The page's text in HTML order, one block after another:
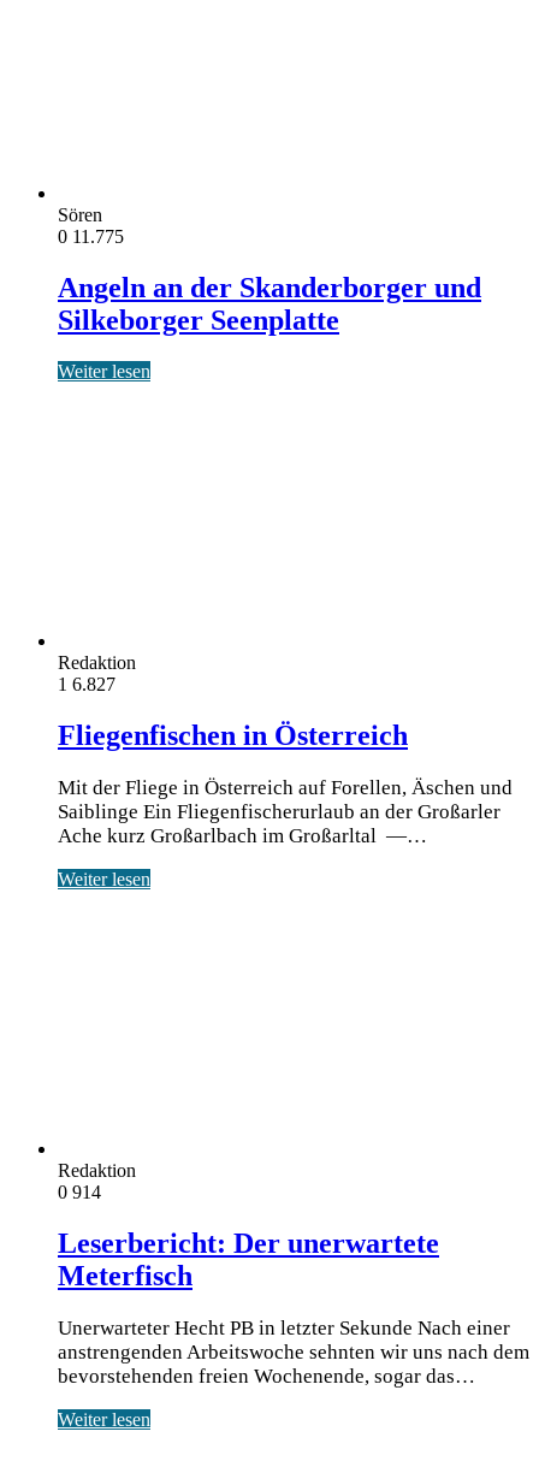
Sören
0 11.775
Angeln an der Skanderborger und
Silkeborger Seenplatte
Weiter lesen
Redaktion
1 6.827
Fliegenfischen in Österreich
Mit der Fliege in Österreich auf Forellen, Äschen und
Saiblinge Ein Flie­gen­fi­scher­ur­laub an der Groß­ar­ler
Ache kurz Groß­arl­bach im Groß­arl­tal —…
Weiter lesen
Redaktion
0 914
Leserbericht: Der unerwartete
Meterfisch
Unerwarteter Hecht PB in letzter Sekunde Nach einer
anstren­gen­den Arbeits­wo­che sehn­ten wir uns nach dem
bevor­ste­hen­den frei­en Wochen­en­de, sogar das…
Weiter lesen